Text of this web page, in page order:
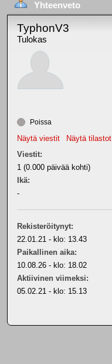
Yhteenveto
TyphonV3
Tulokas
Poissa
Näytä viestit
Näytä tilastot
Viestit:
1 (0.000 päivää kohti)
Ikä:
-
Rekisteröitynyt:
22.01.21 - klo: 13.43
Paikallinen aika:
10.08.26 - klo: 18.02
Aktiivinen viimeksi:
05.02.21 - klo: 15.13